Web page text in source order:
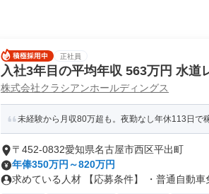
正社員
入社3年目の平均年収 563万円 水道
株式会社クラシアンホールディングス
未経験から月収80万超も。夜勤なし年休113日で
〒452-0832愛知県名古屋市西区平出町
年俸350万円～820万円
求めている人材 【応募条件】 ・普通自動車